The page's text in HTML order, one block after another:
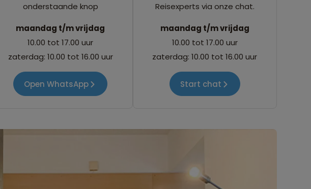
onderstaande knop
maandag t/m vrijdag
10.00 tot 17.00 uur
zaterdag: 10.00 tot 16.00 uur
Open WhatsApp
Reisexperts via onze chat.
maandag t/m vrijdag
10.00 tot 17.00 uur
zaterdag: 10.00 tot 16.00 uur
Start chat